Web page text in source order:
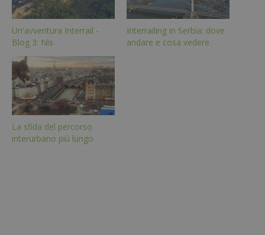
Un'avventura Interrail -
Blog 3: Nis
Interrailing in Serbia: dove
andare e cosa vedere
La sfida del percorso
interurbano più lungo